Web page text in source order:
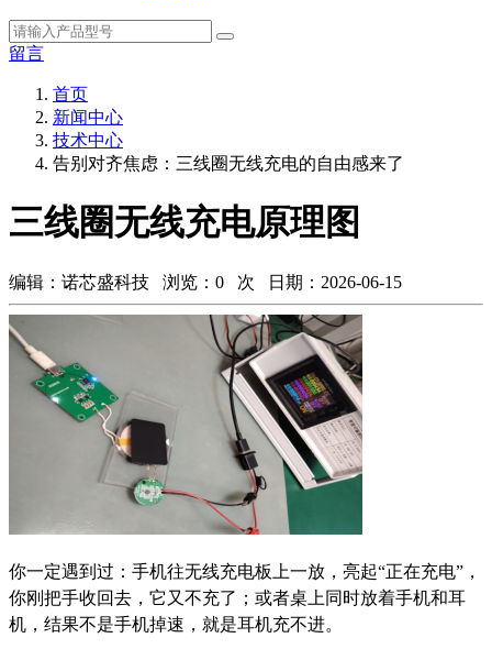
留言
首页
新闻中心
技术中心
告别对齐焦虑：三线圈无线充电的自由感来了
三线圈无线充电原理图
编辑：诺芯盛科技 浏览： 0 次 日期：2026-06-15
你一定遇到过：手机往无线充电板上一放，亮起“正在充电”，
你刚把手收回去，它又不充了；或者桌上同时放着手机和耳
机，结果不是手机掉速，就是耳机充不进。